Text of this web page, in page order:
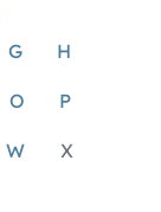
G H
O P
W X